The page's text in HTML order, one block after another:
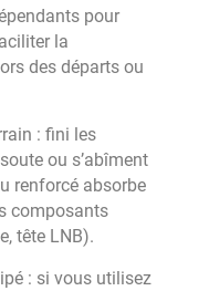
pour
la
des départs ou
: fini les
ou s’abîment
renforcé absorbe
composants
tête LNB).
: si vous utilisez